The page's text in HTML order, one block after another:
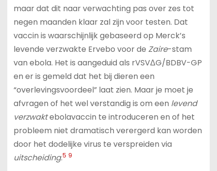
maar dat dit naar verwachting pas over zes tot
negen maanden klaar zal zijn voor testen. Dat
vaccin is waarschijnlijk gebaseerd op Merck’s
levende verzwakte Ervebo voor de Zaire-stam
van ebola. Het is aangeduid als rVSVΔG/BDBV-GP
en er is gemeld dat het bij dieren een
“overlevingsvoordeel” laat zien. Maar je moet je
afvragen of het wel verstandig is om een levend
verzwaktebolavaccin te introduceren en of het
probleem niet dramatisch verergerd kan worden
door het dodelijke virus te verspreiden via
uitscheiding.5 9